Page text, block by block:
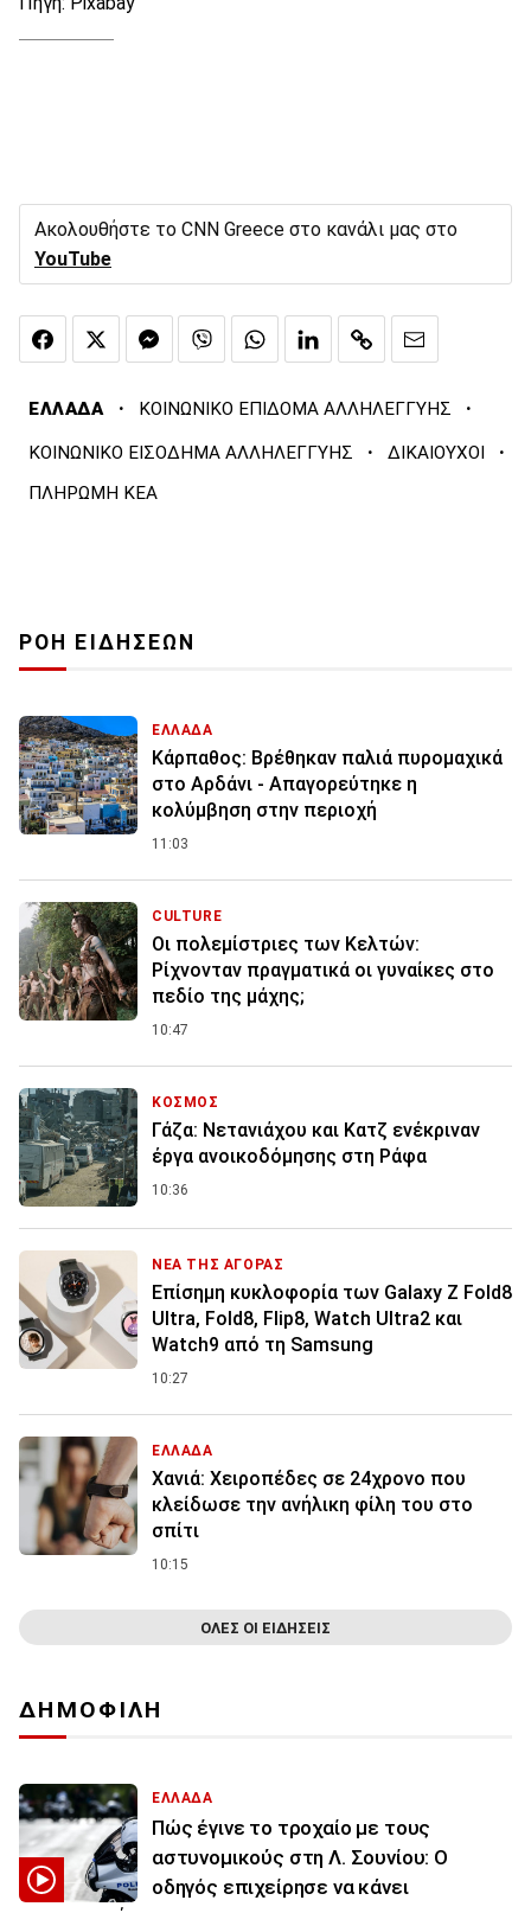
Ακολουθήστε το CNN Greece στο κανάλι μας στο
YouTube
ΕΛΛΑΔΑ · ΚΟΙΝΩΝΙΚΟ ΕΠΙΔΟΜΑ ΑΛΛΗΛΕΓΓΥΗΣ ·
ΚΟΙΝΩΝΙΚΟ ΕΙΣΟΔΗΜΑ ΑΛΛΗΛΕΓΓΥΗΣ · ΔΙΚΑΙΟΥΧΟΙ ·
ΠΛΗΡΩΜΗ ΚΕΑ
ΡΟΗ ΕΙΔΗΣΕΩΝ
ΕΛΛΑΔΑ
Κάρπαθος: Βρέθηκαν παλιά πυρομαχικά
στο Αρδάνι - Απαγορεύτηκε η
κολύμβηση στην περιοχή
11:03
CULTURE
Οι πολεμίστριες των Κελτών:
Ρίχνονταν πραγματικά οι γυναίκες στο
πεδίο της μάχης;
10:47
ΚΟΣΜΟΣ
Γάζα: Νετανιάχου και Κατζ ενέκριναν
έργα ανοικοδόμησης στη Ράφα
10:36
ΝΕΑ ΤΗΣ ΑΓΟΡΑΣ
Επίσημη κυκλοφορία των Galaxy Z Fold8
Ultra, Fold8, Flip8, Watch Ultra2 και
Watch9 από τη Samsung
10:27
ΕΛΛΑΔΑ
Χανιά: Χειροπέδες σε 24χρονο που
κλείδωσε την ανήλικη φίλη του στο
σπίτι
10:15
ΟΛΕΣ ΟΙ ΕΙΔΗΣΕΙΣ
ΔΗΜΟΦΙΛΗ
ΕΛΛΑΔΑ
Πώς έγινε το τροχαίο με τους
αστυνομικούς στη Λ. Σουνίου: Ο
οδηγός επιχείρησε να κάνει